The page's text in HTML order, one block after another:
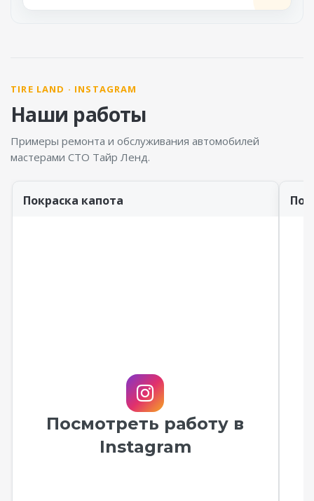
TIRE LAND · INSTAGRAM
Наши работы
Примеры ремонта и обслуживания автомобилей
мастерами СТО Тайр Ленд.
Покраска капота
Посмотреть работу в
Instagram